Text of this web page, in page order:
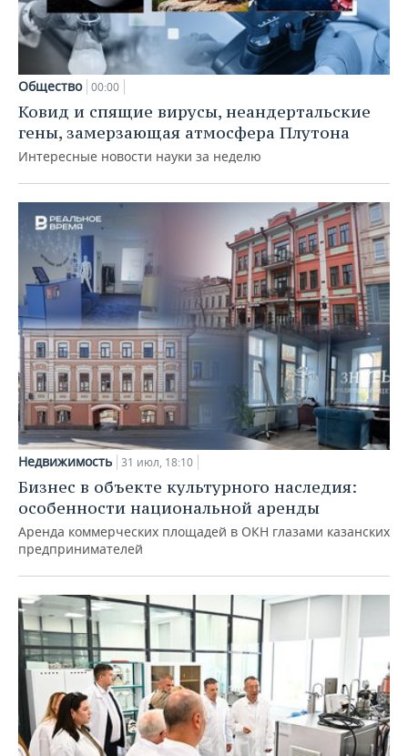
Общество 00:00
Ковид и спящие вирусы, неандертальские
гены, замерзающая атмосфера Плутона
Интересные новости науки за неделю
Недвижимость 31 июл, 18:10
Бизнес в объекте культурного наследия:
особенности национальной аренды
Аренда коммерческих площадей в ОКН глазами казанских
предпринимателей